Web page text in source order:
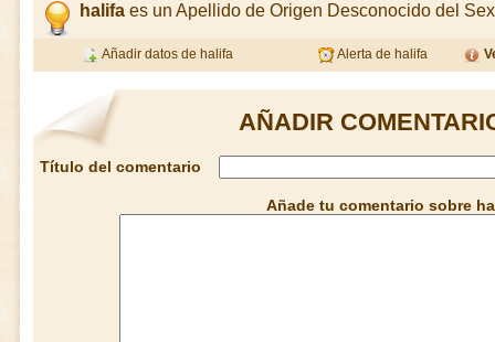
halifa es un Apellido de Origen Desconocido del
Añadir datos de halifa Alerta de halifa
AÑADIR
Título del comentario
Añade tu comentario sobre